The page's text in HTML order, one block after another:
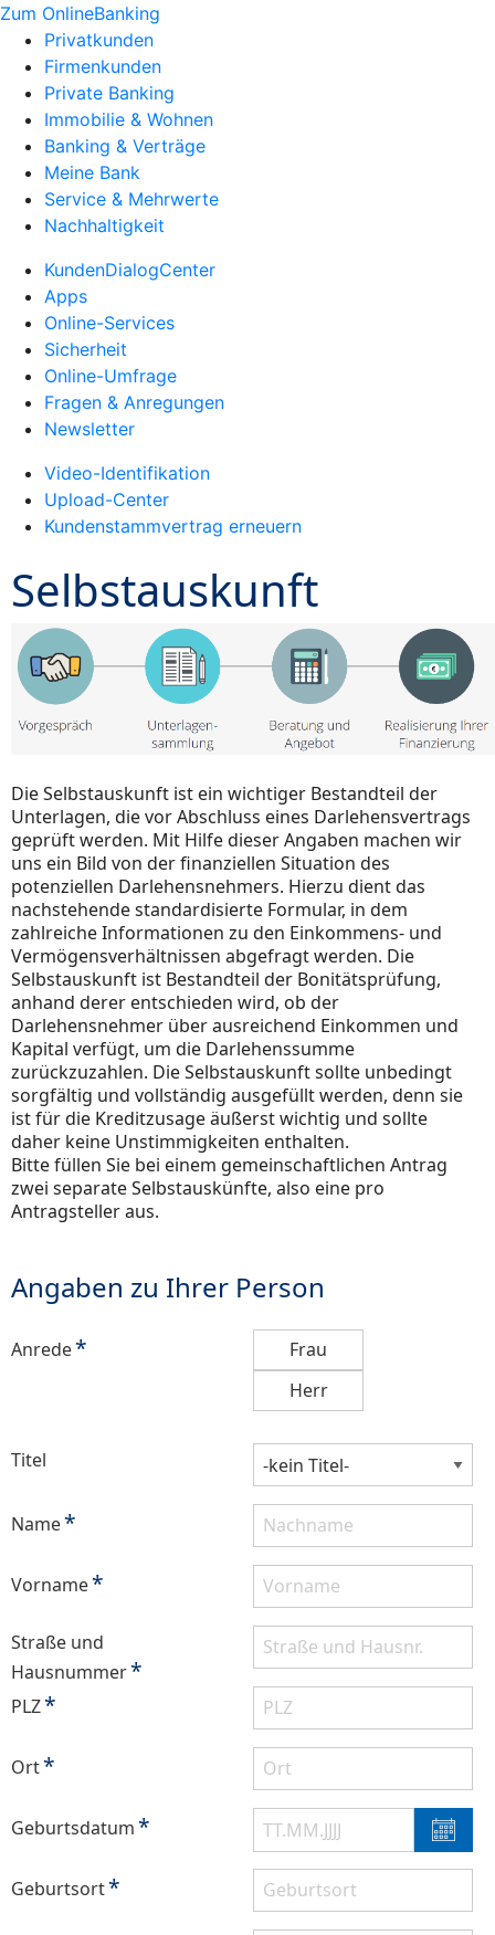
Zum OnlineBanking
Privatkunden
Firmenkunden
Private Banking
Immobilie & Wohnen
Banking & Verträge
Meine Bank
Service & Mehrwerte
Nachhaltigkeit
KundenDialogCenter
Apps
Online-Services
Sicherheit
Online-Umfrage
Fragen & Anregungen
Newsletter
Video-Identifikation
Upload-Center
Kundenstammvertrag erneuern